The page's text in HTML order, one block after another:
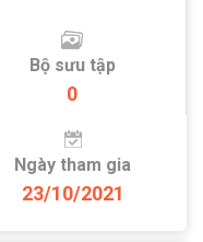
Bộ sưu tập
0
Ngày tham gia
23/10/2021